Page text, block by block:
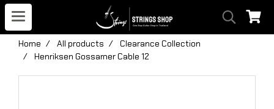
Home All products
Clearance Collection
Henriksen Gossamer Cable 12